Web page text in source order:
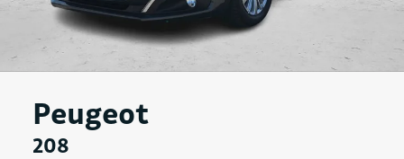
Peugeot
208